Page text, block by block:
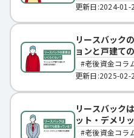
更新日:2024-01-
リースバック
ョンと戸建て
老後資金コラ
更新日:2025-02-
リースバック
ット・デメリ
老後資金コラ